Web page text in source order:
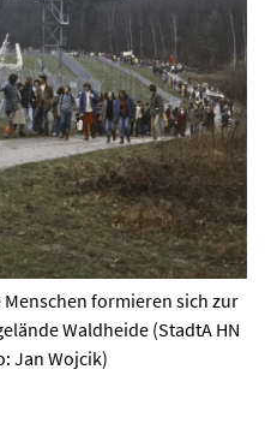
formieren sich zur
Waldheide (StadtA HN
Jan Wojcik)